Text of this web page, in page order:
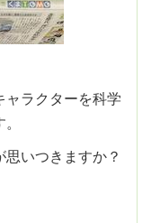
ャラクターを科学
いつきますか？